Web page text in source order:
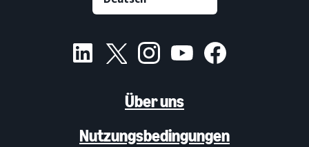
Über uns
Nutzungsbedingungen